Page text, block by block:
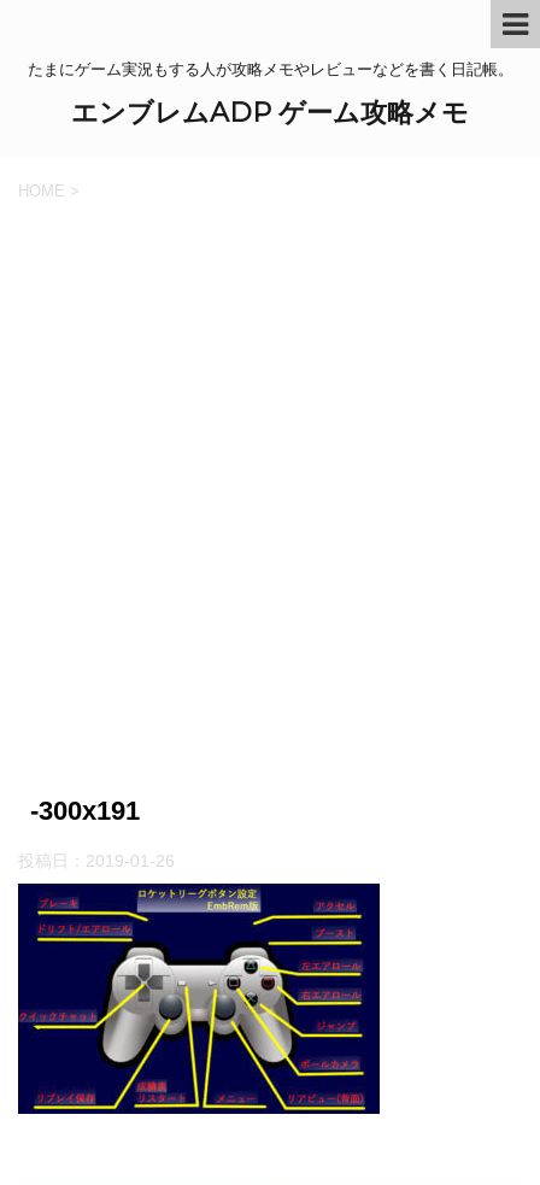
たまにゲーム実況もする人が攻略メモやレビューなどを書く日記帳。
エンブレムADP ゲーム攻略メモ
HOME >
-300x191
投稿日： 2019-01-26